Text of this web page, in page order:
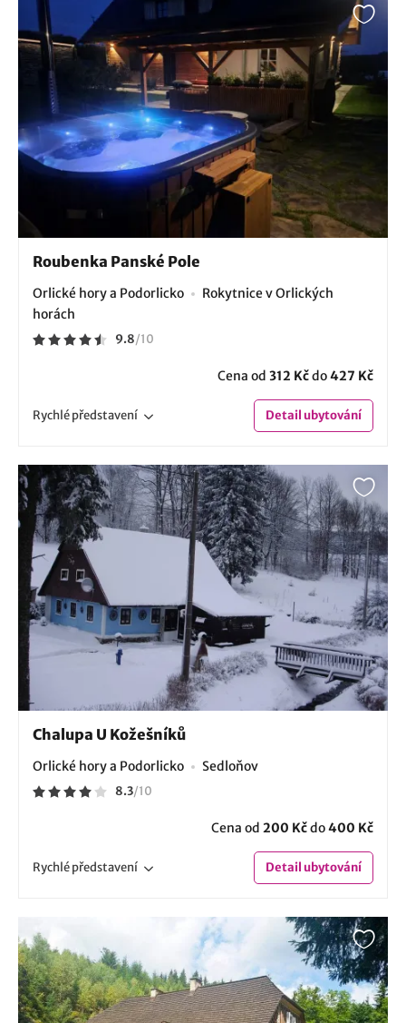
Roubenka Panské Pole
Orlické hory a Podorlicko
Rokytnice v Orlických
horách
9.8/10
Cena od 312 Kčdo427 Kč
Rychlépředstavení Detailubytování
Chalupa U Kožešníků
Orlické hory a Podorlicko Sedloňov
8.3/10
Cena od 200 Kčdo400 Kč
Rychlépředstavení Detailubytování